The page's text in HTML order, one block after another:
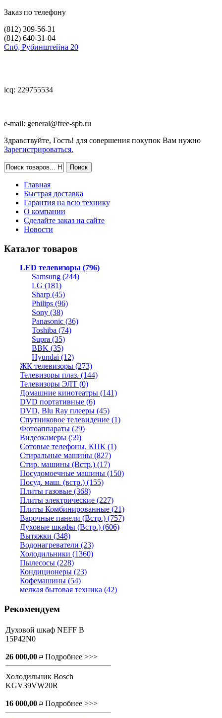
Заказ по телефону
(812) 309-56-31
(812) 640-31-04
Спб, Рубинштейна 20
icq: 229755534
e-mail: general@free-spb.ru
Здравствуйте, Гость! для совершения покупок Вам нужно
Зарегистрироваться.
Главная
Быстрая доставка
Гарантия на всю технику
О компании
Сделайте заказ на сайте
Новости
Каталог товаров
LED телевизоры (796)
Samsung (244)
LG (181)
Sharp (45)
Philips (96)
Sony (38)
Panasonic (36)
Toshiba (74)
Supra (35)
BBK (35)
Hyundai (12)
ЖК телевизоры (273)
Телевизоры плаз. (144)
Телевизоры ЭЛТ (0)
Домашние кинотеатры (141)
DVD портативные (6)
DVD, Blu Ray плееры (45)
Спутниковое телевидение (1)
Фотоаппараты (29)
Видеокамеры (59)
Сотовые телефоны, КПК (1)
Стиральные машины (827)
Стир. машины (Встр.) (17)
Посудомоечные машины (150)
Посуд. маш. (встр.) (155)
Плиты газовые (368)
Плиты электрические (227)
Плиты Комбинированные (21)
Варочные панели (Встр.) (757)
Духовые шкафы (Встр.) (606)
Вытяжки (348)
Водонагреватели (23)
Холодильники (1360)
Пылесосы (228)
Кондиционеры (23)
Кофемашины (54)
мелкая бытовая техника (42)
Рекомендуем
Духовой шкаф NEFF B
15P42N0
26 000,00 P Подробнее >>>
Холодильник Bosch
KGV39VW20R
16 000,00 P Подробнее >>>